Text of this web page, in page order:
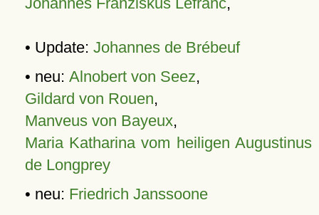
• Update: Johannes de Brébeuf
• neu: Alnobert von Seez,
Gildard von Rouen,
Manveus von Bayeux,
Maria Katharina vom heiligen Augustinus
de Longprey
• neu: Friedrich Janssoone